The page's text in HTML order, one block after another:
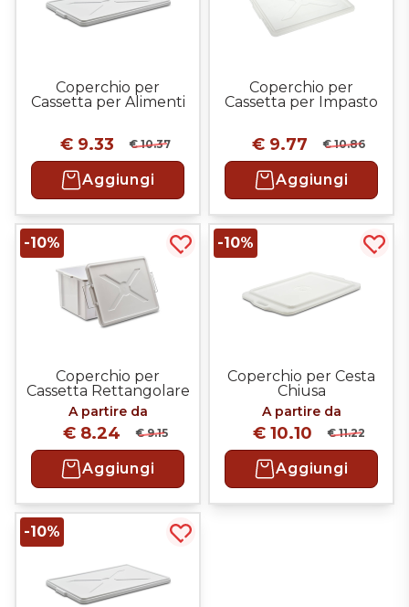
Coperchio per
Cassetta per Alimenti
€ 9.33 € 10.37
Aggiungi
Coperchio per
Cassetta per Impasto
€ 9.77 € 10.86
Aggiungi
Coperchio per
Cassetta Rettangolare
A partire da
-10%
€ 8.24 € 9.15
Aggiungi
Acquista più tardi
Coperchio per Cesta
Chiusa
A partire da
-10%
€ 10.10 € 11.22
Aggiungi
-10%
Acquista più tardi